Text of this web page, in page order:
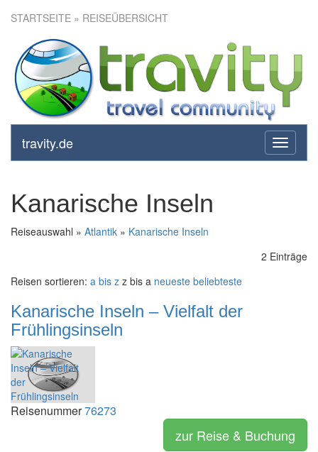
STARTSEITE » REISEÜBERSICHT
toggle
travity.de
Kanarische Inseln
Reiseauswahl » Atlantik » Kanarische Inseln
2 Einträge
Reisen sortieren: a bis z z bis a neueste beliebteste
Kanarische Inseln – Vielfalt der
Frühlingsinseln
Reisenummer76273
zur Reise & Buchung